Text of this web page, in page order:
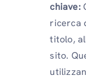
chiave:
ricerca
titolo,
sito.